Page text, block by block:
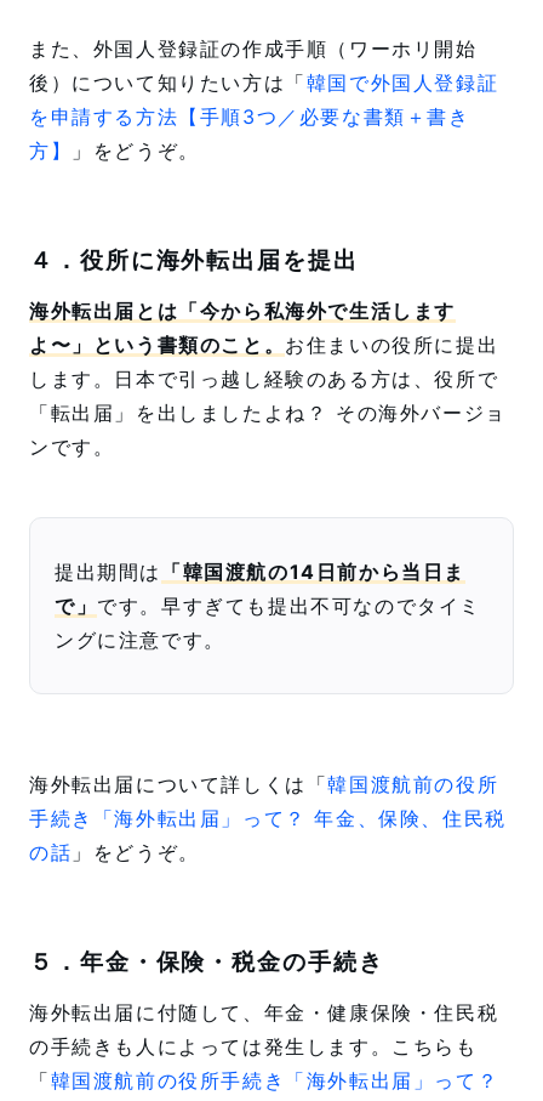
また、外国人登録証の作成手順（ワーホリ開始
後）について知りたい方は「韓国で外国人登録証
を申請する方法【手順3つ／必要な書類＋書き
方】
」をどうぞ。
４．役所に海外転出届を提出
海外転出届とは「今から私海外で生活します
よ〜」という書類のこと。 お住まいの役所に提出
します。日本で引っ越し経験のある方は、役所で
「転出届」を出しましたよね？ その海外バージョ
ンです。
提出期間は 「韓国渡航の14日前から当日ま
で」 です。早すぎても提出不可なのでタイミ
ングに注意です。
海外転出届について詳しくは「韓国渡航前の役所
手続き「海外転出届」って？ 年金、保険、住民税
の話 」をどうぞ。
５．年金・保険・税金の手続き
海外転出届に付随して、年金・健康保険・住民税
の手続きも人によっては発生します。こちらも
「韓国渡航前の役所手続き「海外転出届」って？